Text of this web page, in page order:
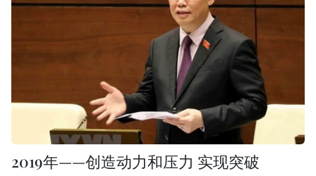
2019年——创造动力和压力 实现突破